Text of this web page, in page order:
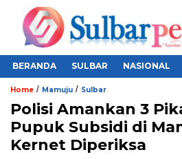
BERANDA SULBAR NASIONAL
Home / Mamuju / Sulbar
Polisi Amankan 3
Pupuk Subsidi di
Kernet Diperiksa